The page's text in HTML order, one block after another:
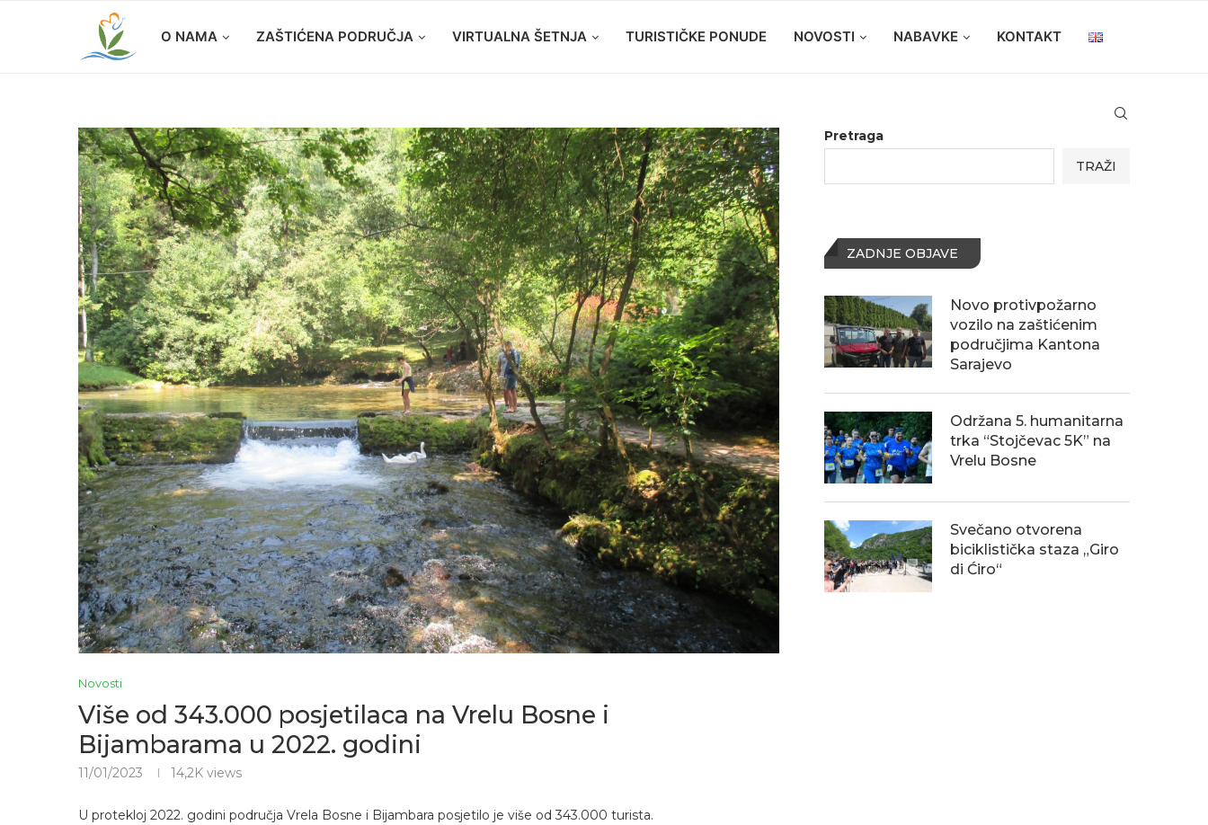
O NAMA ZAŠTIĆENA PODRUČJA VIRTUALNA ŠETNJA TURISTIČKE PONUDE NOVOSTI NABAVKE KONTAKT
Novosti
Više od 343.000 posjetilaca na Vrelu Bosne i
Bijambarama u 2022. godini
11/01/2023 14,2K views
U protekloj 2022. godini područja Vrela Bosne i Bijambara posjetilo je više od 343.000 turista.
Pretraga
TRAŽI
ZADNJE OBJAVE
Novo protivpožarno
vozilo na zaštićenim
područjima Kantona
Sarajevo
Održana 5. humanitarna
trka “Stojčevac 5K” na
Vrelu Bosne
Svečano otvorena
biciklistička staza „Giro
di Ćiro“